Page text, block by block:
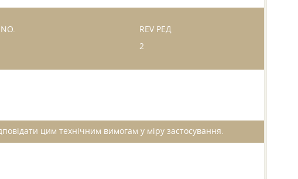
REV РЕД
2
цим технічним вимогам у міру застосування.